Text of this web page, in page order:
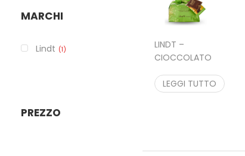
MARCHI
Lindt 1
PREZZO
LINDT –
CIOCCOLATO
24,50€ 22,00 €
LEGGI TUTTO